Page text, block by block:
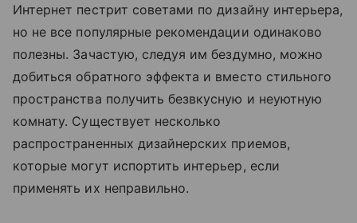
Интернет пестрит советами по дизайну интерьера,
но не все популярные рекомендации одинаково
полезны. Зачастую, следуя им бездумно, можно
добиться обратного эффекта и вместо стильного
пространства получить безвкусную и неуютную
комнату. Существует несколько
распространенных дизайнерских приемов,
которые могут испортить интерьер, если
применять их неправильно.